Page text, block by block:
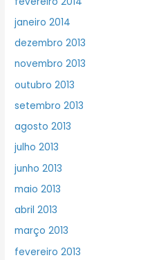
janeiro 2014
dezembro 2013
novembro 2013
outubro 2013
setembro 2013
agosto 2013
julho 2013
junho 2013
maio 2013
abril 2013
março 2013
fevereiro 2013